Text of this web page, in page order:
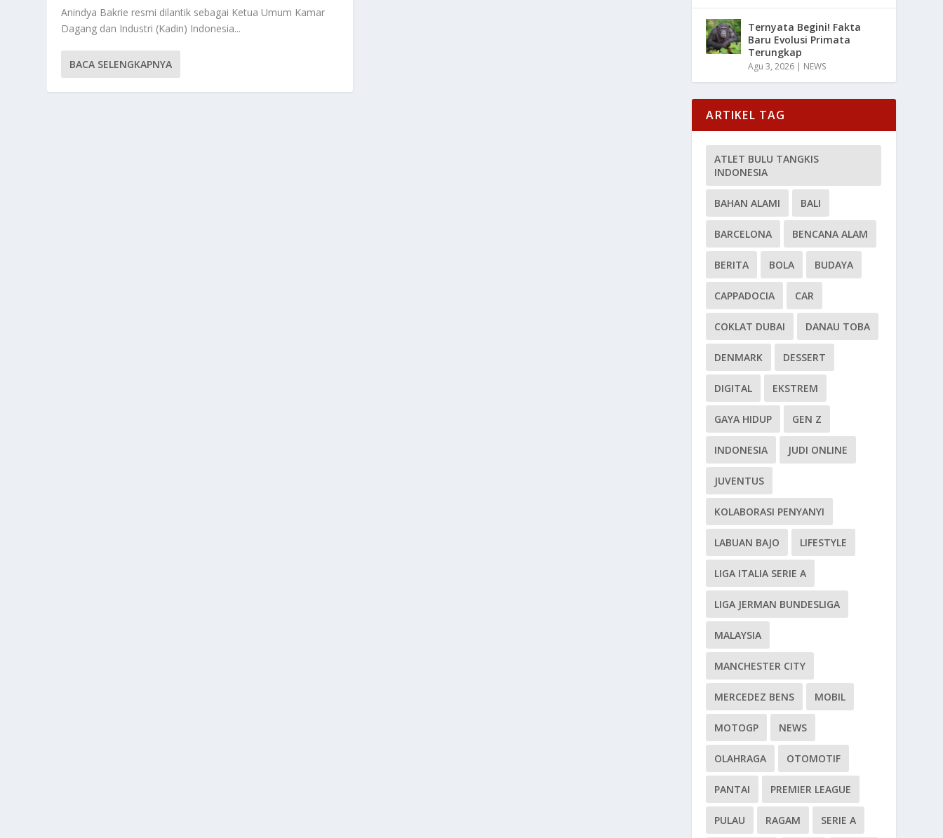
Anindya Bakrie resmi dilantik sebagai Ketua Umum Kamar
Dagang dan Industri (Kadin) Indonesia...
BACA SELENGKAPNYA
Ternyata Begini! Fakta
Baru Evolusi Primata
Terungkap
Agu 3, 2026 | NEWS
ARTIKEL TAG
ATLET BULU TANGKIS
INDONESIA
BAHAN ALAMI BALI
BARCELONA BENCANA ALAM
BERITA BOLA BUDAYA
CAPPADOCIA CAR
COKLAT DUBAI DANAU TOBA
DENMARK DESSERT
DIGITAL EKSTREM
GAYA HIDUP GEN Z
INDONESIA JUDI ONLINE
JUVENTUS
KOLABORASI PENYANYI
LABUAN BAJO LIFESTYLE
LIGA ITALIA SERIE A
LIGA JERMAN BUNDESLIGA
MALAYSIA
MANCHESTER CITY
MERCEDEZ BENS MOBIL
MOTOGP NEWS
OLAHRAGA OTOMOTIF
PANTAI PREMIER LEAGUE
PULAU RAGAM SERIE A